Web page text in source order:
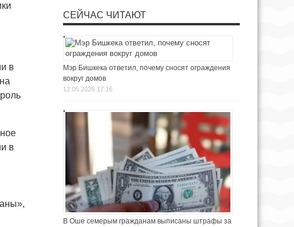
в
в
СЕЙЧАС ЧИТАЮТ
Мэр Бишкека ответил, почему сносят ограждения
вокруг домов
12.05.2026 17:16
В Оше семерым гражданам выписаны штрафы за